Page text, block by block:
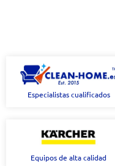
Especialistas cualificados
Equipos de alta calidad